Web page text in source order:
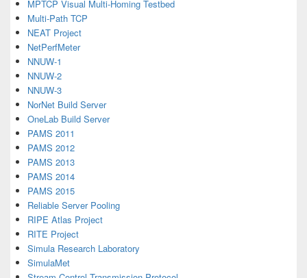
MPTCP Visual Multi-Homing Testbed
Multi-Path TCP
NEAT Project
NetPerfMeter
NNUW-1
NNUW-2
NNUW-3
NorNet Build Server
OneLab Build Server
PAMS 2011
PAMS 2012
PAMS 2013
PAMS 2014
PAMS 2015
Reliable Server Pooling
RIPE Atlas Project
RITE Project
Simula Research Laboratory
SimulaMet